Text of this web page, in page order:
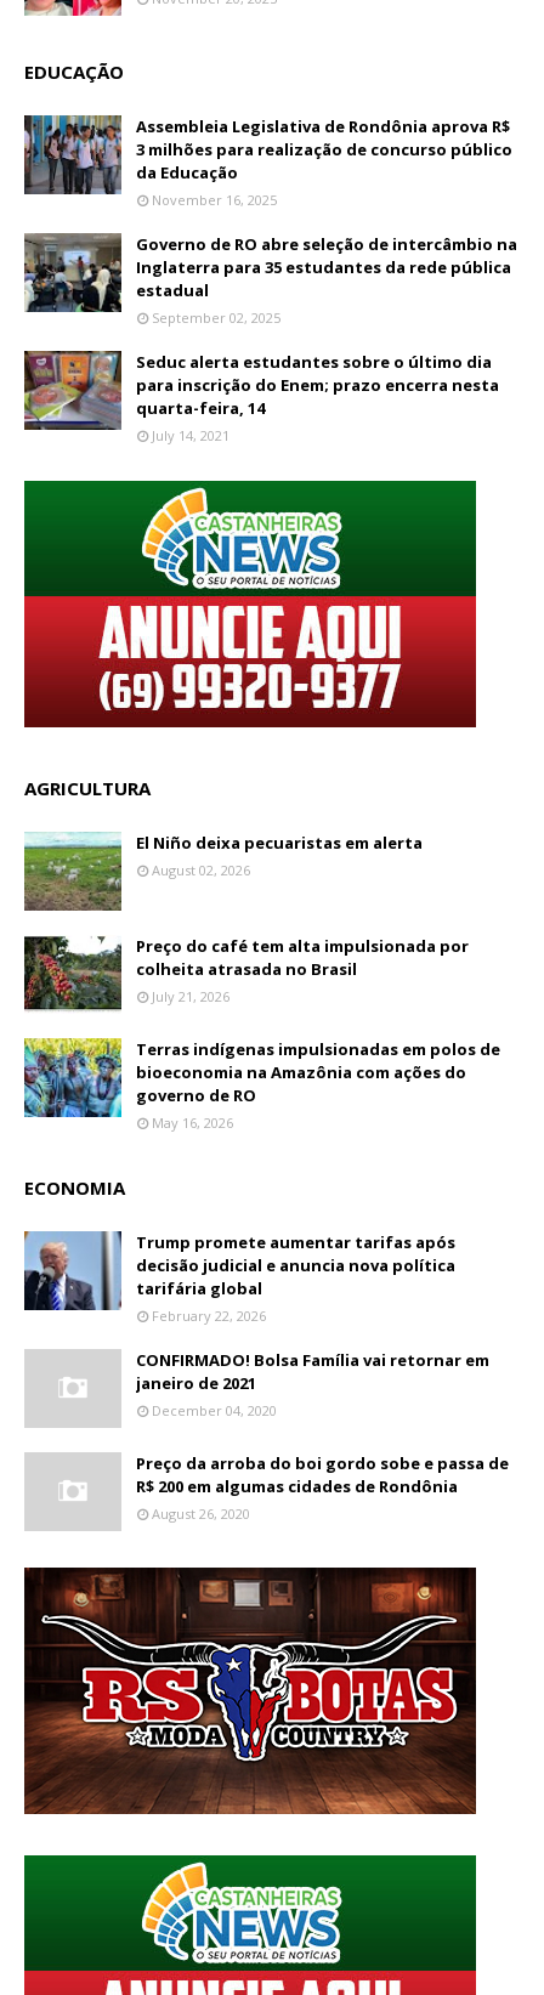
EDUCAÇÃO
Assembleia Legislativa de Rondônia aprova R$
3 milhões para realização de concurso público
da Educação
November 16, 2025
Governo de RO abre seleção de intercâmbio na
Inglaterra para 35 estudantes da rede pública
estadual
September 02, 2025
Seduc alerta estudantes sobre o último dia
para inscrição do Enem; prazo encerra nesta
quarta-feira, 14
July 14, 2021
AGRICULTURA
El Niño deixa pecuaristas em alerta
August 02, 2026
Preço do café tem alta impulsionada por
colheita atrasada no Brasil
July 21, 2026
Terras indígenas impulsionadas em polos de
bioeconomia na Amazônia com ações do
governo de RO
May 16, 2026
ECONOMIA
Trump promete aumentar tarifas após
decisão judicial e anuncia nova política
tarifária global
February 22, 2026
CONFIRMADO! Bolsa Família vai retornar em
janeiro de 2021
December 04, 2020
Preço da arroba do boi gordo sobe e passa de
R$ 200 em algumas cidades de Rondônia
August 26, 2020